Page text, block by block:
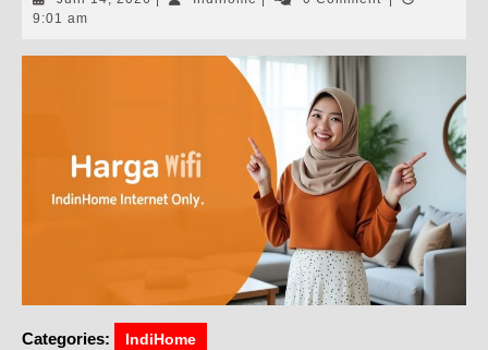
9:01 am
Categories: IndiHome